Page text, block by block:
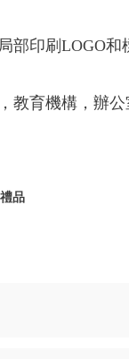
部印刷LOGO和
教育機構，辦
品